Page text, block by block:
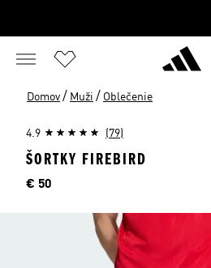
Domov / Muži / Oblečenie
4.9 (79)
ŠORTKY FIREBIRD
Cena
€ 50